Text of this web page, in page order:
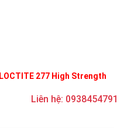
LOCTITE 277 High Strength
Liên hệ: 0938454791